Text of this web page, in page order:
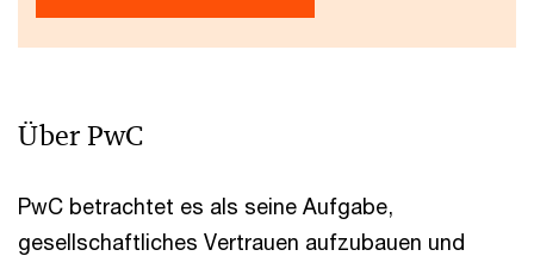
Über PwC
PwC betrachtet es als seine Aufgabe,
gesellschaftliches Vertrauen aufzubauen und